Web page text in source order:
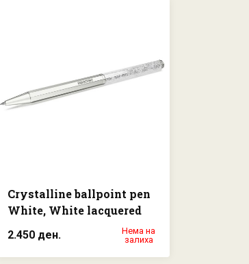
Crystalline ballpoint pen
White, White lacquered
2.450 ден.
Нема на
залиха